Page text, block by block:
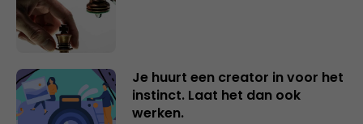
Je huurt een creator in voor het
instinct. Laat het dan ook
werken.